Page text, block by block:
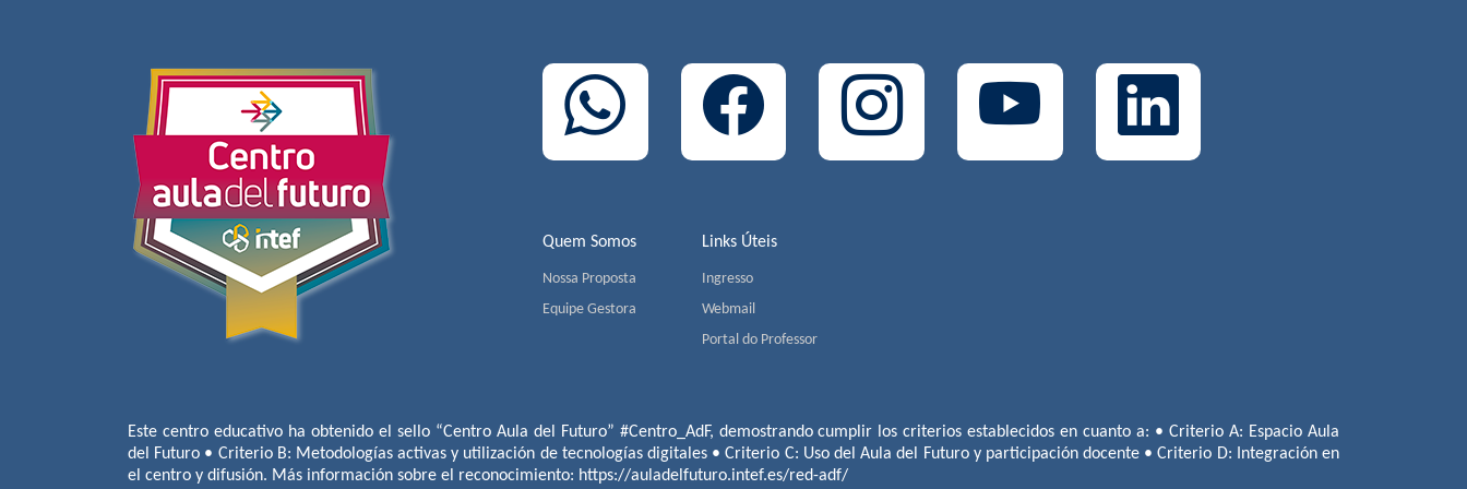
Quem Somos
Nossa Proposta
Equipe Gestora
Links Úteis
Ingresso
Webmail
Portal do Professor
Este centro educativo ha obtenido el sello “Centro Aula del Futuro” #Centro_AdF, demostrando cumplir los criterios establecidos en cuanto a: • Criterio A: Espacio Aula
del Futuro • Criterio B: Metodologías activas y utilización de tecnologías digitales • Criterio C: Uso del Aula del Futuro y participación docente • Criterio D: Integración en
el centro y difusión. Más información sobre el reconocimiento: https://auladelfuturo.intef.es/red-adf/